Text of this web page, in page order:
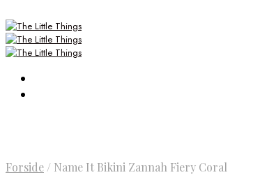
Forside / Name It Bikini Zannah Fiery Coral